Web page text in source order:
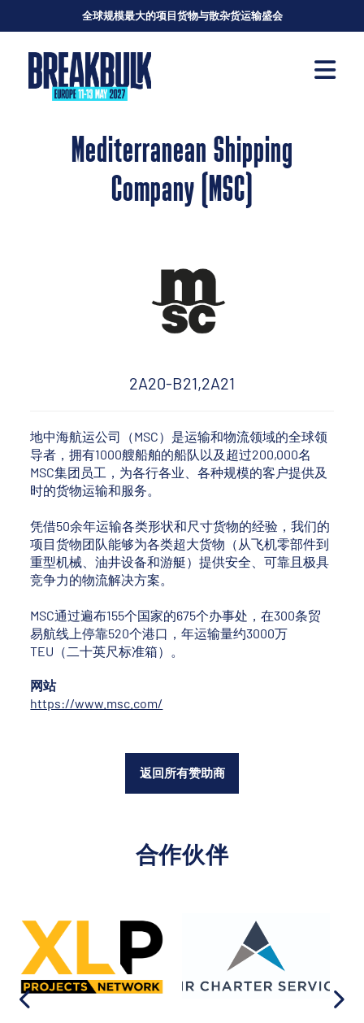
全球规模最大的项目货物与散杂货运输盛会
Mediterranean Shipping
Company (MSC)
2A20-B21,2A21
地中海航运公司（MSC）是运输和物流领域的全球领
导者，拥有1000艘船舶的船队以及超过200,000名
MSC集团员工，为各行各业、各种规模的客户提供及
时的货物运输和服务。
凭借50余年运输各类形状和尺寸货物的经验，我们的
项目货物团队能够为各类超大货物（从飞机零部件到
重型机械、油井设备和游艇）提供安全、可靠且极具
竞争力的物流解决方案。
MSC通过遍布155个国家的675个办事处，在300条贸
易航线上停靠520个港口，年运输量约3000万
TEU（二十英尺标准箱）。
网站
https://www.msc.com/
返回所有赞助商
合作伙伴